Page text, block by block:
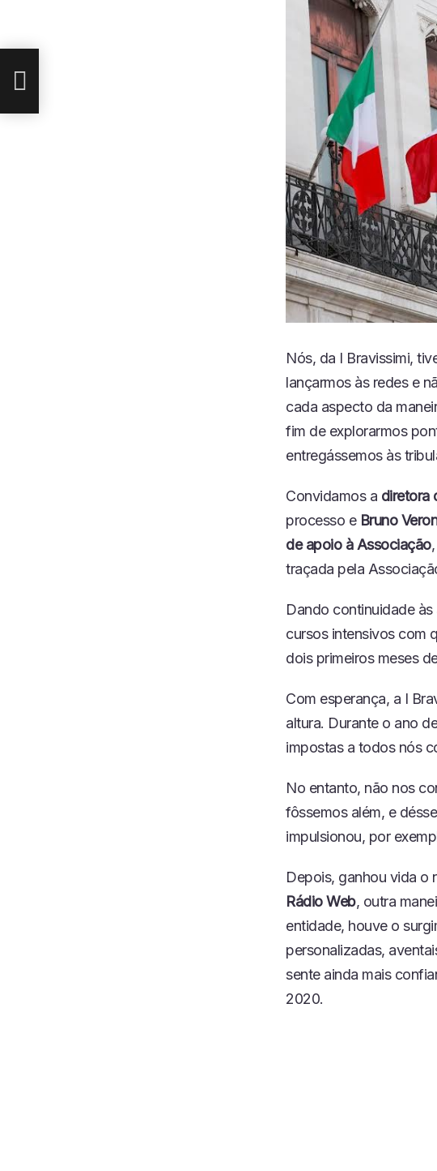
Nós, da I Bravissimi,
lançarmos às redes e
cada aspecto da
fim de explorarmos
entregássemos às
Convidamos a diretora
processo e Bruno
de apoio à Associação
traçada pela
Dando continuidade
cursos intensivos com
dois primeiros meses
Com esperança, a I
altura. Durante o ano
impostas a todos nós
No entanto, não nos
fôssemos além, e
impulsionou, por
Depois, ganhou vida o
Rádio Web, outra
entidade, houve o
personalizadas,
sente ainda mais
2020.